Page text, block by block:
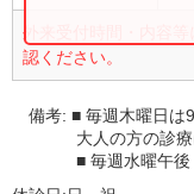
外来受付時間・内容等
認ください。
備考:■ 毎週木曜日は
大人の方の診
■ 毎週水曜午